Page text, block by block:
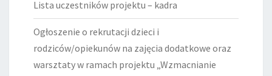
Lista uczestników projektu – kadra
Ogłoszenie o rekrutacji dzieci i
rodziców/opiekunów na zajęcia dodatkowe oraz
warsztaty w ramach projektu „Wzmacnianie